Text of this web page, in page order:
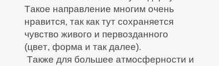
Такое направление многим очень
нравится, так как тут сохраняется
чувство живого и первозданного
(цвет, форма и так далее).
Также для большее атмосферности и